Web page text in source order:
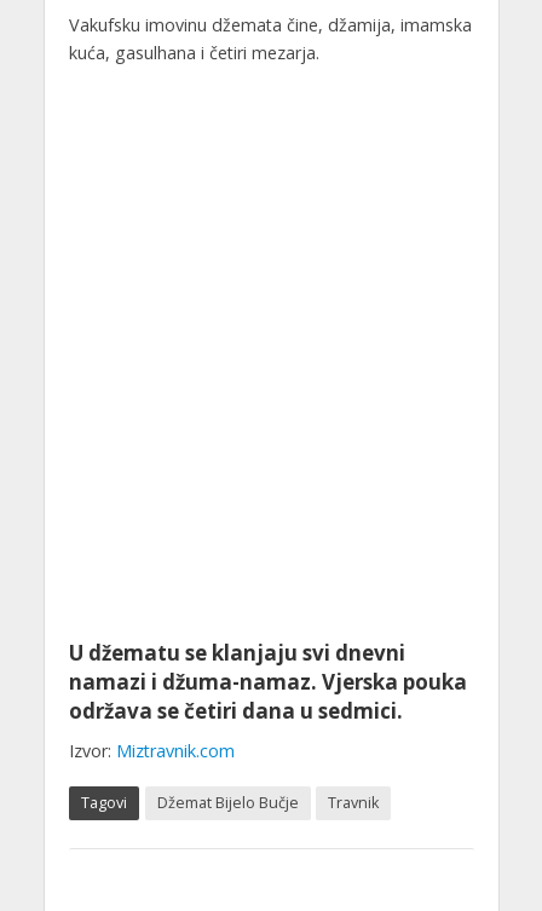
Vakufsku imovinu džemata čine, džamija, imamska
kuća, gasulhana i četiri mezarja.
U džematu se klanjaju svi dnevni
namazi i džuma-namaz. Vjerska pouka
održava se četiri dana u sedmici.
Izvor: Miztravnik.com
Tagovi Džemat Bijelo Bučje Travnik